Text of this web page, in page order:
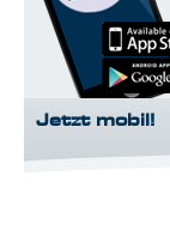
Jetzt mobil!